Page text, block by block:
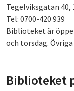
PLAY
Tegelviksgatan 40,
Tel: 0700-420 939
Biblioteket är
och torsdag.
Biblioteket